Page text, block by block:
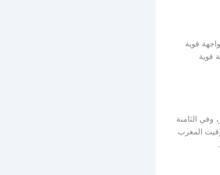
مشواره في الدوري الألماني يوم الجمعة 22 أغسطس 2025 بمواجهة قوية
قوية
وفي الثامنة
المغرب